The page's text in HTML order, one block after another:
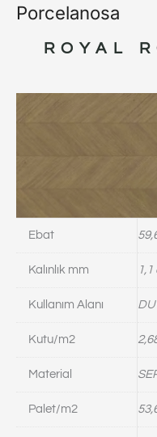
Porcelanosa
ROYAL
Ebat
Kalınlık mm
Kullanım Alanı
Kutu/m2
Material
Palet/m2